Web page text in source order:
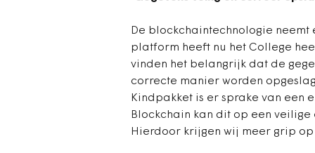
De blockchaintechnologie
platform heeft nu het College
vinden het belangrijk dat de
correcte manier worden
Kindpakket is er sprake van een
Blockchain kan dit op een
Hierdoor krijgen wij meer grip op